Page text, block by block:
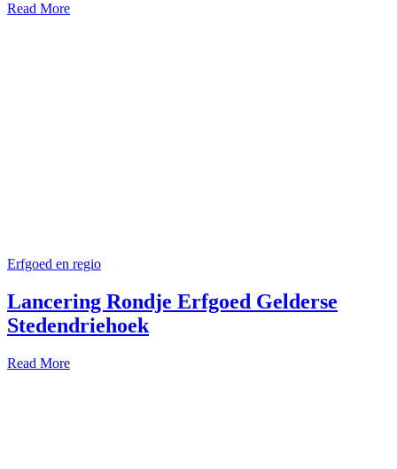
Read More
Erfgoed en regio
Lancering Rondje Erfgoed Gelderse
Stedendriehoek
Read More